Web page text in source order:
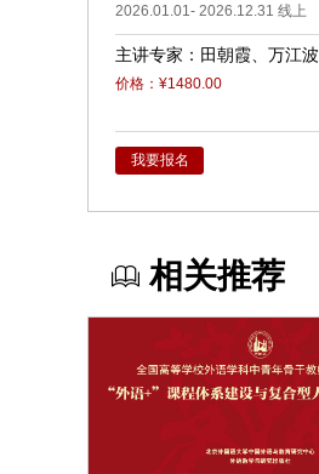
修班（录播）
2026.01.01- 2026.12.31 线上
主讲专家： 田朝霞 万江波
敏
曹莉 刘力
价格：¥1480.00
我要报名
相关推荐